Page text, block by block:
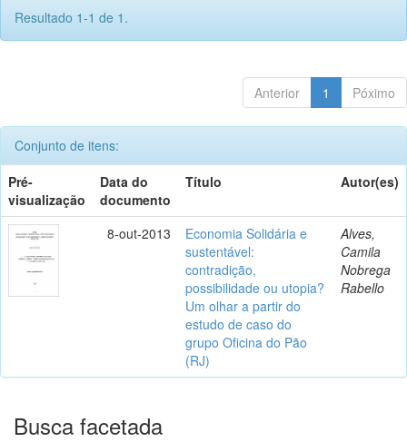
Resultado 1-1 de 1.
Anterior 1 Póximo
Conjunto de itens:
Pré-
visualização
Data do
documento
Título Autor(es)
8-out-2013
Economia Solidária e
sustentável:
contradição,
possibilidade ou utopia?
Um olhar a partir do
estudo de caso do
grupo Oficina do Pão
(RJ)
Alves,
Camila
Nobrega
Rabello
Busca facetada